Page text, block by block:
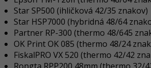
Star SP500 (ihličková 42/35 znakov)
Star HSP7000 (hybridná 48/64
Partner RP-300 (thermo 48/645
OK Print OK 085 (thermo 48/24
FiskalPRO VX 520 (thermo 42/42